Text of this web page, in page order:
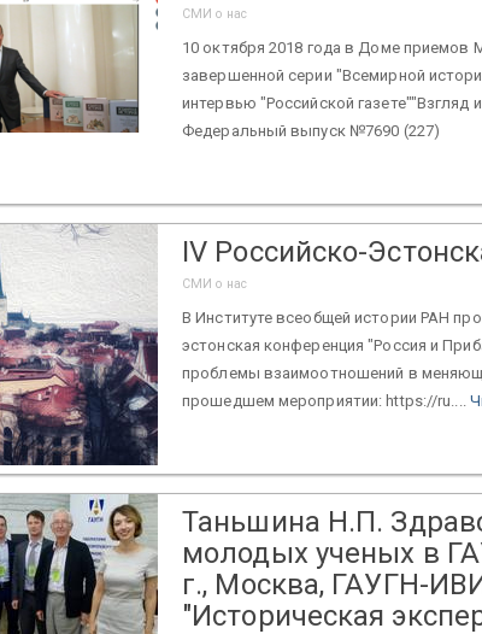
СМИ о нас
10 октября 2018 года в Доме
завершенной серии "Всемирной
интервью "Российской газете""Взгляд
Федеральный выпуск №7690 (227)
IV Российско-
СМИ о нас
В Институте всеобщей истории РАН
эстонская конференция "Россия и
проблемы взаимоотношений в
прошедшем мероприятии: https://ru....
Таньшина Н.П.
молодых ученых в
г., Москва, ГАУГН-
"Историческая